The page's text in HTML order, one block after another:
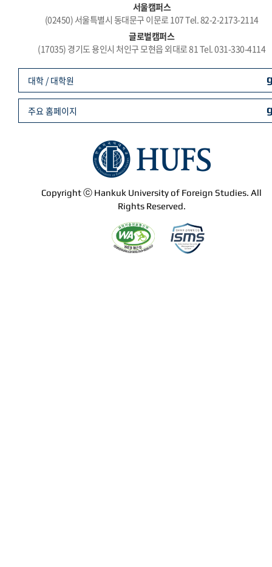
서울캠퍼스
(02450) 서울특별시 동대문구 이문로 107 Tel. 82-2-2173-2114
글로벌캠퍼스
(17035) 경기도 용인시 처인구 모현읍 외대로 81 Tel. 031-330-4114
Copyright ⓒ Hankuk University of Foreign Studies. All
Rights Reserved.
대학 / 대학원
주요 홈페이지